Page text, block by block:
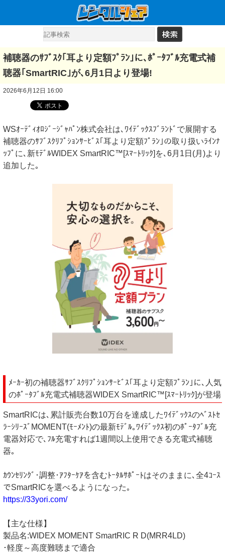
補聴器のｻﾌﾞｽｸ｢耳より定額ﾌﾟﾗﾝ｣に､ﾎﾟｰﾀﾌﾞﾙ充電式補
聴器｢SmartRIC｣が､6月1日より登場!
2026年6月12日 16:00
WSｵｰﾃﾞｨｵﾛｼﾞｰｼﾞｬﾊﾟﾝ株式会社は､ﾜｲﾃﾞｯｸｽﾌﾞﾗﾝﾄﾞで展開する
補聴器のｻﾌﾞｽｸﾘﾌﾟｼｮﾝｻｰﾋﾞｽ｢耳より定額ﾌﾟﾗﾝ｣の取り扱いﾗｲﾝﾅ
ｯﾌﾟに､新ﾓﾃﾞﾙWIDEX SmartRIC™[ｽﾏｰﾄﾘｯｸ]を､6月1日(月)より
追加した｡
ﾒｰｶｰ初の補聴器ｻﾌﾞｽｸﾘﾌﾟｼｮﾝｻｰﾋﾞｽ｢耳より定額ﾌﾟﾗﾝ｣に､人気
のﾎﾟｰﾀﾌﾞﾙ充電式補聴器WIDEX SmartRIC™[ｽﾏｰﾄﾘｯｸ]が登場
SmartRICは､累計販売台数10万台を達成したﾜｲﾃﾞｯｸｽのﾍﾞｽﾄｾ
ﾗｰｼﾘｰｽﾞMOMENT(ﾓｰﾒﾝﾄ)の最新ﾓﾃﾞﾙ｡ﾜｲﾃﾞｯｸｽ初のﾎﾟｰﾀﾌﾞﾙ充
電器対応で､ﾌﾙ充電すれば1週間以上使用できる充電式補聴
器｡
ｶｳﾝｾﾘﾝｸﾞ･調整･ｱﾌﾀｰｹｱを含むﾄｰﾀﾙｻﾎﾟｰﾄはそのままに､全4ｺｰｽ
でSmartRICを選べるようになった｡
https://33yori.com/
【主な仕様】
製品名:WIDEX MOMENT SmartRIC R D(MRR4LD)
･軽度～高度難聴まで適合